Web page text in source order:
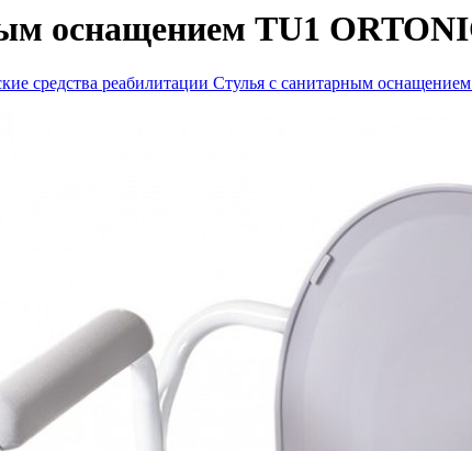
оснащением TU1
средства реабилитации Стулья с санитарным оснащением